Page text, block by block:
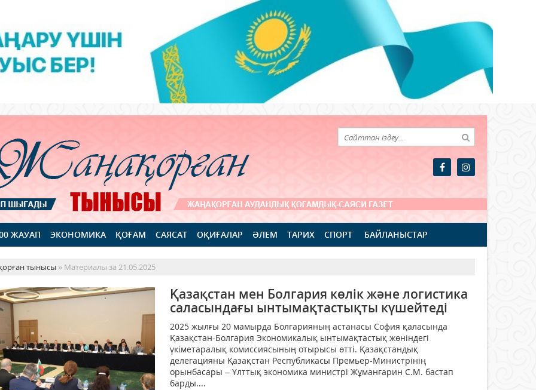
ЖАУАП ЭКОНОМИКА ҚОҒАМ САЯСАТ ОҚИҒАЛАР ӘЛЕМ ТАРИХ СПОРТ БАЙЛАНЫСТАР
тынысы » Материалы за 21.05.2025
Қазақстан мен Болгария көлік және логистика
саласындағы ынтымақтастықты күшейтеді
2025 жылғы 20 мамырда Болгарияның астанасы София қаласында
Қазақстан-Болгария Экономикалық ынтымақтастық жөніндегі
үкіметаралық комиссиясының отырысы өтті. Қазақстандық
делегацияны Қазақстан Республикасы Премьер-Министрінің
орынбасары – Ұлттық экономика министрі Жұманғарин С.М. бастап
барды....